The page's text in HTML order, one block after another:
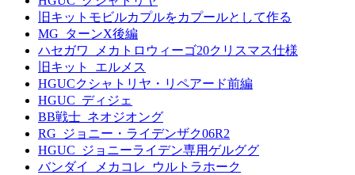
旧キットモビルカプルをカプールとして作る
MG_ターンX後編
ハセガワ_メカトロウィーゴ20クリスマス仕様
旧キット_エルメス
HGUCクシャトリヤ・リペアード前編
HGUC_ディジェ
BB戦士_ネオジオング
RG_ジョニー・ライデンザク06R2
HGUC_ジョニーライデン専用ゲルググ
バンダイ_メカコレ_ウルトラホーク